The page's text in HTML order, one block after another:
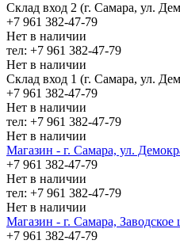
Склад вход 2 (г. Самара, ул.
+7 961 382-47-79
Нет в наличии
тел: +7 961 382-47-79
Нет в наличии
Склад вход 1 (г. Самара, ул.
+7 961 382-47-79
Нет в наличии
тел: +7 961 382-47-79
Нет в наличии
Магазин - г. Самара, ул.
+7 961 382-47-79
Нет в наличии
тел: +7 961 382-47-79
Нет в наличии
Магазин - г. Самара, Заводское
+7 961 382-47-79